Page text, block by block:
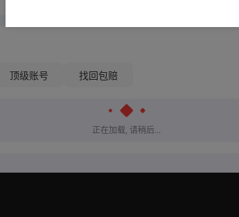
顶级账号 找回包赔
正在加载, 请稍后...